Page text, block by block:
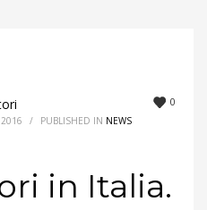
0
/ PUBLISHED IN NEWS
in Italia.